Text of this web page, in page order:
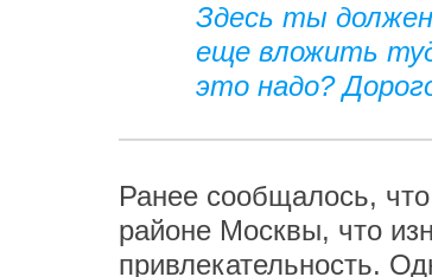
Здесь ты
еще вложить
это надо?
Ранее сообщалось,
районе Москвы, что
привлекательность.